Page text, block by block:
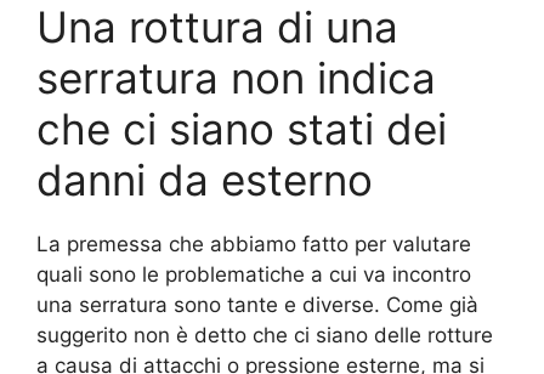
Una rottura di una
serratura non indica
che ci siano stati dei
danni da esterno
La premessa che abbiamo fatto per valutare
quali sono le problematiche a cui va incontro
una serratura sono tante e diverse. Come già
suggerito non è detto che ci siano delle rotture
a causa di attacchi o pressione esterne, ma si